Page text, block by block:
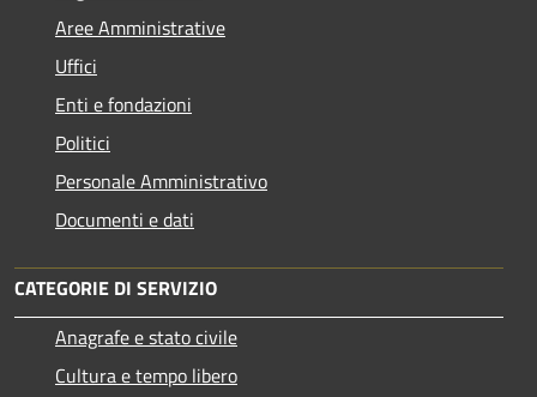
Aree Amministrative
Uffici
Enti e fondazioni
Politici
Personale Amministrativo
Documenti e dati
CATEGORIE DI SERVIZIO
Anagrafe e stato civile
Cultura e tempo libero